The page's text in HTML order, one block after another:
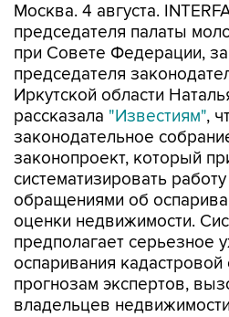
Москва. 4 августа.
председателя палаты
при Совете Федерации,
председателя
Иркутской области
рассказала "Известиям",
законодательное
законопроект, который
систематизировать
обращениями об
оценки недвижимости.
предполагает серьезное
оспаривания кадастровой
прогнозам экспертов,
владельцев